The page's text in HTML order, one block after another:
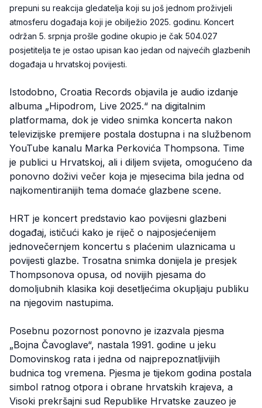
prepuni su reakcija gledatelja koji su još jednom proživjeli
atmosferu događaja koji je obilježio 2025. godinu. Koncert
održan 5. srpnja prošle godine okupio je čak 504.027
posjetitelja te je ostao upisan kao jedan od najvećih glazbenih
događaja u hrvatskoj povijesti.
Istodobno, Croatia Records objavila je audio izdanje
albuma „Hipodrom, Live 2025.“ na digitalnim
platformama, dok je video snimka koncerta nakon
televizijske premijere postala dostupna i na službenom
YouTube kanalu Marka Perkovića Thompsona. Time
je publici u Hrvatskoj, ali i diljem svijeta, omogućeno da
ponovno doživi večer koja je mjesecima bila jedna od
najkomentiranijih tema domaće glazbene scene.
HRT je koncert predstavio kao povijesni glazbeni
događaj, ističući kako je riječ o najposjećenijem
jednovečernjem koncertu s plaćenim ulaznicama u
povijesti glazbe. Trosatna snimka donijela je presjek
Thompsonova opusa, od novijih pjesama do
domoljubnih klasika koji desetljećima okupljaju publiku
na njegovim nastupima.
Posebnu pozornost ponovno je izazvala pjesma
„Bojna Čavoglave“, nastala 1991. godine u jeku
Domovinskog rata i jedna od najprepoznatljivijih
budnica tog vremena. Pjesma je tijekom godina postala
simbol ratnog otpora i obrane hrvatskih krajeva, a
Visoki prekršajni sud Republike Hrvatske zauzeo je